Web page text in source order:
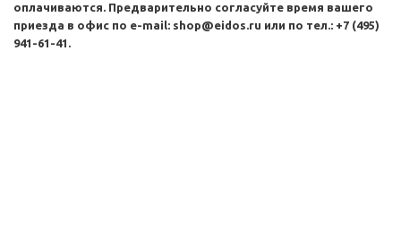
оплачиваются. Предварительно согласуйте время вашего
приезда в офис по e-mail: shop@eidos.ru или по тел.: +7 (495)
941-61-41.